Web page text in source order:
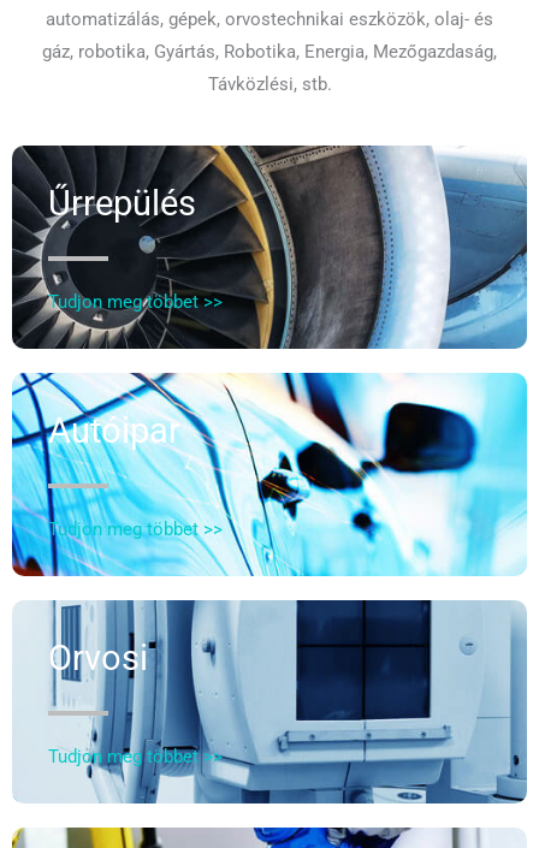
automatizálás, gépek, orvostechnikai eszközök, olaj- és
gáz, robotika, Gyártás, Robotika, Energia, Mezőgazdaság,
Távközlési, stb.
Űrrepülés
Tudjon meg többet >>
Autóipar
Tudjon meg többet >>
Orvosi
Tudjon meg többet >>